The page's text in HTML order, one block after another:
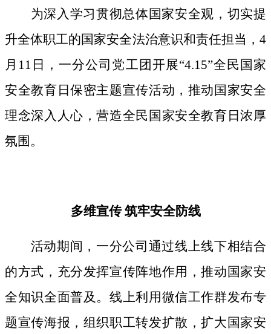
为深入学习贯彻总体国家安全观，切实提
升全体职工的国家安全法治意识和责任担当， 4
月11日，一分公司党工团开展“4.15”全民国家
安全教育日保密主题宣传活动，推动国家安全
理念深入人心，营造全民国家安全教育日浓厚
氛围。
多维宣传筑牢安全防线
活动期间， 一分公司通过线上线下相结合
的方式， 充分发挥宣传阵地作用，推动国家安
全知识全面普及。线上利用微信工作群发布专
题宣传海报，组织职工转发扩散，扩大国家安